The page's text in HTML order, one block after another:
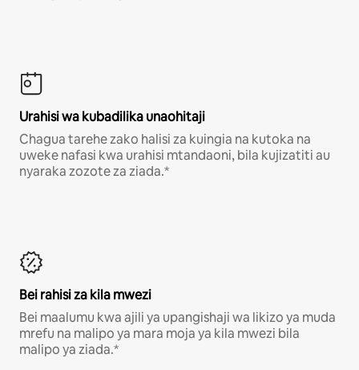
Urahisi wa kubadilika unaohitaji
Chagua tarehe zako halisi za kuingia na kutoka na
uweke nafasi kwa urahisi mtandaoni, bila kujizatiti au
nyaraka zozote za ziada.*
Bei rahisi za kila mwezi
Bei maalumu kwa ajili ya upangishaji wa likizo ya muda
mrefu na malipo ya mara moja ya kila mwezi bila
malipo ya ziada.*